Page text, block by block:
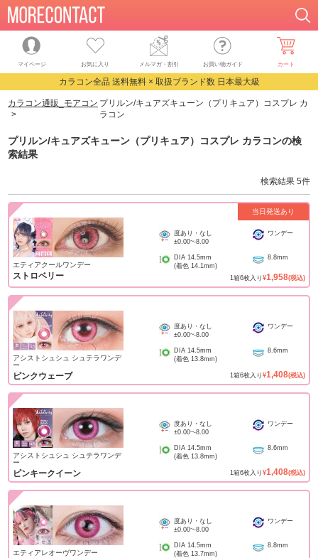
マイページ お気に入り メルマガ・割引 お買い物ガイド カート
カラコン全品 送料無料 × 取扱ブランド数 日本最大級
カラコン通販_モアコン プリルン/キュアズキューン（プリキュア）コスプレ カ
ラコン
プリルン/キュアズキューン（プリキュア）コスプレ カラコンの検
索結果
検索結果 5件
当日発送あり
エティアクールワンデー
ストロベリー
度あり・なし
±0.00~-8.00
ワンデー
DIA 14.5mm
(着色 14.1mm)
8.8mm
1箱6枚入り ¥1,958(税込)
アシストシュシュ シュテラワンデ
ー
ピンクウェーブ
度あり・なし
±0.00~-8.00
ワンデー
DIA 14.5mm
(着色 13.8mm)
8.6mm
1箱6枚入り ¥1,408(税込)
アシストシュシュ シュテラワンデ
ー
ピンキークイーン
度あり・なし
±0.00~-8.00
ワンデー
DIA 14.5mm
(着色 13.8mm)
8.6mm
1箱6枚入り ¥1,408(税込)
エティアレオーヴワンデー
度あり・なし
±0.00~-8.00
ワンデー
DIA 14.5mm
(着色 13.7mm)
8.8mm